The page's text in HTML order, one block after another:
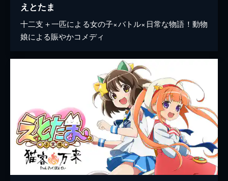
えとたま
十二支＋一匹による女の子×バトル×日常な物語！動物
娘による賑やかコメディ